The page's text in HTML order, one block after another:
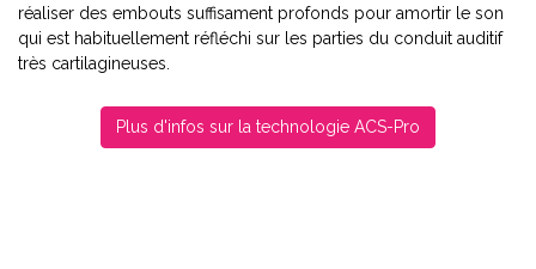
réaliser des embouts suffisament profonds pour amortir le son
qui est habituellement réfléchi sur les parties du conduit auditif
très cartilagineuses.
Plus d'infos sur la technologie ACS-Pro